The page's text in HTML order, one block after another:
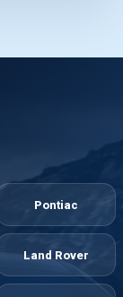
Pontiac
Land Rover